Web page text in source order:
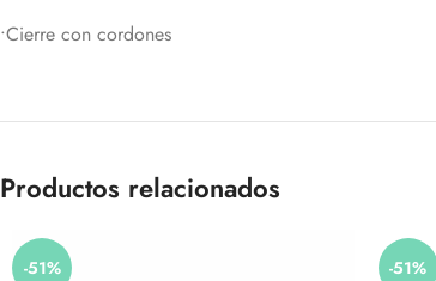
•Cierre con cordones
Productos relacionados
-51% -51%